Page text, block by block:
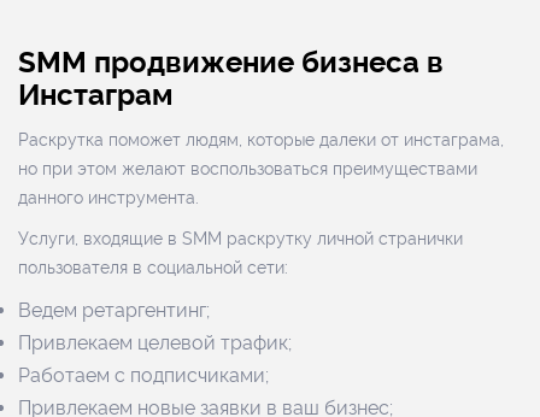
SMM продвижение бизнеса в
Инстаграм
Раскрутка поможет людям, которые далеки от инстаграма,
но при этом желают воспользоваться преимуществами
данного инструмента.
Услуги, входящие в SMM раскрутку личной странички
пользователя в социальной сети:
Ведем ретаргентинг;
Привлекаем целевой трафик;
Работаем с подписчиками;
Привлекаем новые заявки в ваш бизнес;